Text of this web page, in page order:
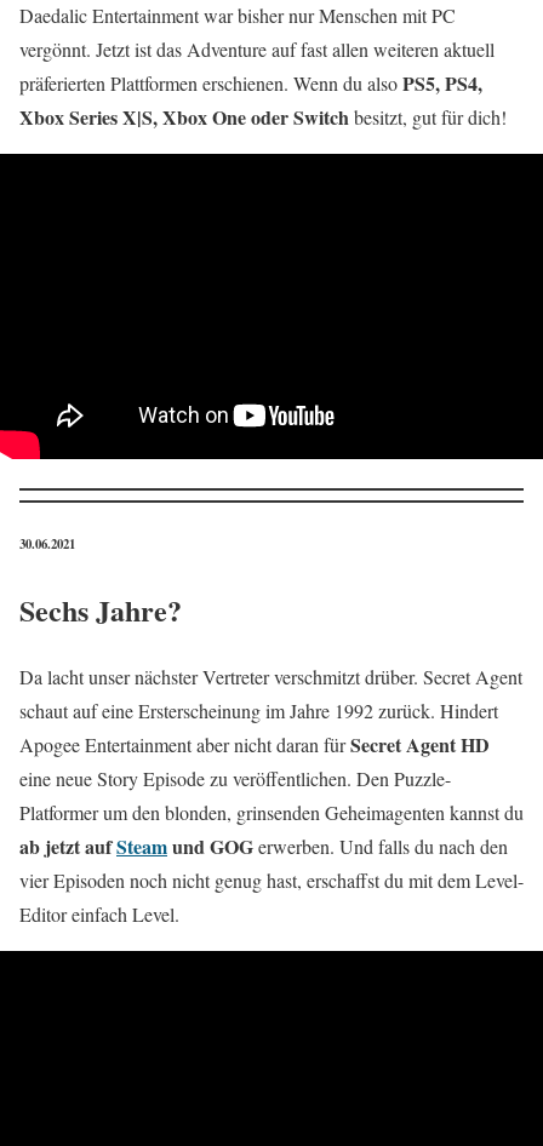
Daedalic Entertainment war bisher nur Menschen mit PC
vergönnt. Jetzt ist das Adventure auf fast allen weiteren aktuell
präferierten Plattformen erschienen. Wenn du alsoPS5, PS4,
Xbox Series X|S, Xbox One oder Switchbesitzt, gut für dich!
30.06.2021
Sechs Jahre?
Da lacht unser nächster Vertreter verschmitzt drüber. Secret Agent
schaut auf eine Ersterscheinung im Jahre 1992 zurück. Hindert
Apogee Entertainment aber nicht daran fürSecret Agent HD
eine neue Story Episode zu veröffentlichen. Den Puzzle-
Platformer um den blonden, grinsenden Geheimagenten kannst du
ab jetzt aufSteamund GOGerwerben. Und falls du nach den
vier Episoden noch nicht genug hast, erschaffst du mit dem Level-
Editor einfach Level.